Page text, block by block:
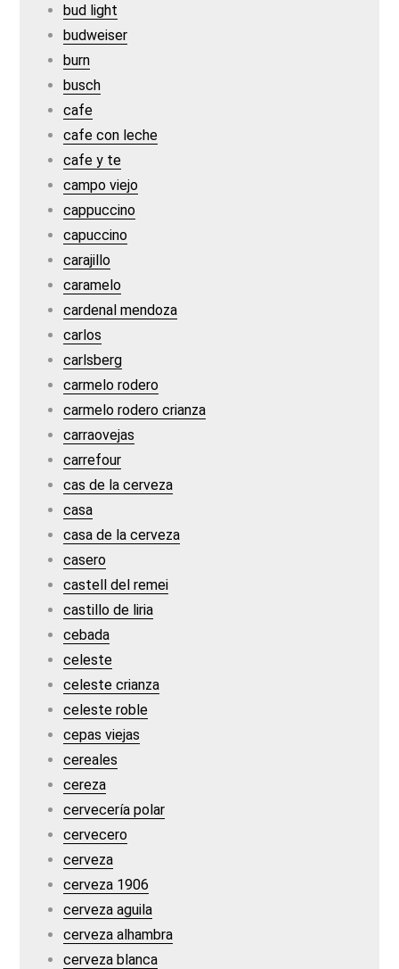
bud light
budweiser
burn
busch
cafe
cafe con leche
cafe y te
campo viejo
cappuccino
capuccino
carajillo
caramelo
cardenal mendoza
carlos
carlsberg
carmelo rodero
carmelo rodero crianza
carraovejas
carrefour
cas de la cerveza
casa
casa de la cerveza
casero
castell del remei
castillo de liria
cebada
celeste
celeste crianza
celeste roble
cepas viejas
cereales
cereza
cervecería polar
cervecero
cerveza
cerveza 1906
cerveza aguila
cerveza alhambra
cerveza blanca